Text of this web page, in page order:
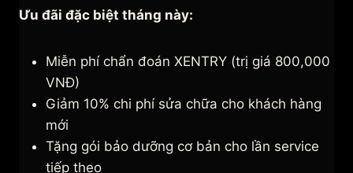
Ưu đãi đặc biệt tháng này:
Miễn phí chẩn đoán XENTRY (trị giá 800,000
VNĐ)
Giảm 10% chi phí sửa chữa cho khách hàng
mới
Tặng gói bảo dưỡng cơ bản cho lần service
tiếp theo